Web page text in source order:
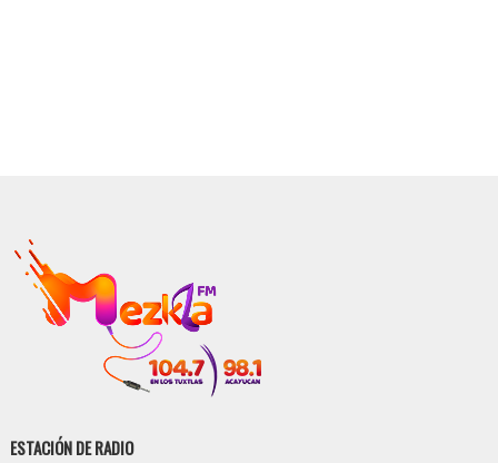
ESTACIÓN DE RADIO